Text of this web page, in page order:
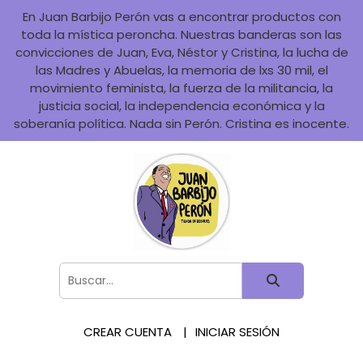
En Juan Barbijo Perón vas a encontrar productos con
toda la mística peroncha. Nuestras banderas son las
convicciones de Juan, Eva, Néstor y Cristina, la lucha de
las Madres y Abuelas, la memoria de lxs 30 mil, el
movimiento feminista, la fuerza de la militancia, la
justicia social, la independencia económica y la
soberanía política. Nada sin Perón. Cristina es inocente.
CREAR CUENTA INICIAR SESIÓN